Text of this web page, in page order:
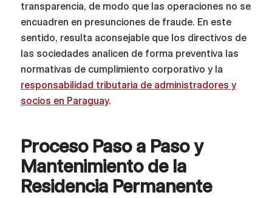
transparencia, de modo que las operaciones no se
encuadren en presunciones de fraude. En este
sentido, resulta aconsejable que los directivos de
las sociedades analicen de forma preventiva las
normativas de cumplimiento corporativo y la
responsabilidad tributaria de administradores y
socios en Paraguay.
Proceso Paso a Paso y
Mantenimiento de la
Residencia Permanente